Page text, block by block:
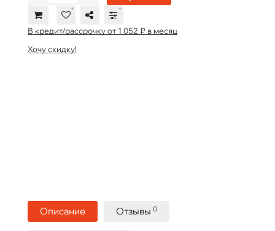
В кредит/рассрочку от 1 052 ₽ в месяц
Хочу скидку!
Описание Отзывы 0